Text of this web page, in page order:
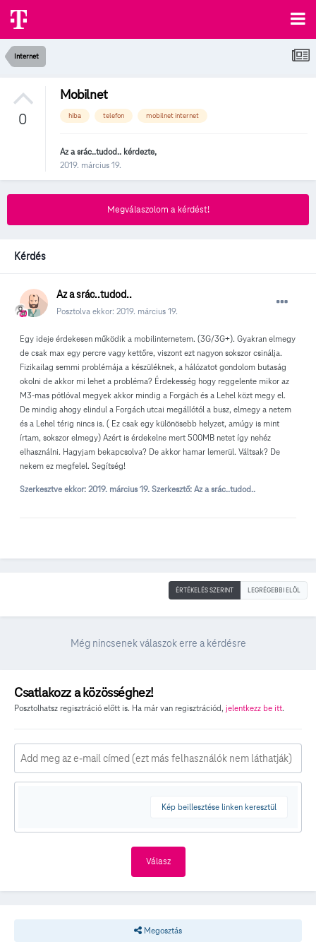
Internet
0
Mobilnet
hiba telefon mobilnet internet
Az a srác..tudod.. kérdezte,
2019. március 19.
Megválaszolom a kérdést!
Kérdés
Az a srác..tudod..
Posztolva ekkor: 2019. március 19.
Egy ideje érdekesen működik a mobilinternetem. (3G/3G+). Gyakran elmegy
de csak max egy percre vagy kettőre, viszont ezt nagyon sokszor csinálja.
Fizikailag semmi problémája a készüléknek, a hálózatot gondolom butaság
okolni de akkor mi lehet a probléma? Érdekesség hogy reggelente mikor az
M3-mas pótlóval megyek akkor mindig a Forgách és a Lehel közt megy el.
De mindig ahogy elindul a Forgách utcai megállótól a busz, elmegy a netem
és a Lehel térig nincs is. ( Ez csak egy különösebb helyzet, amúgy is mint
írtam, sokszor elmegy) Azért is érdekelne mert 500MB netet így nehéz
elhasználni. Hagyjam bekapcsolva? De akkor hamar lemerül. Váltsak? De
nekem ez megfelel. Segítség!
Szerkesztve ekkor: 2019. március 19. Szerkesztő: Az a srác..tudod..
ÉRTÉKELÉS SZERINT LEGRÉGEBBI ELÖL
Még nincsenek válaszok erre a kérdésre
Csatlakozz a közösséghez!
Posztolhatsz regisztráció előtt is. Ha már van regisztrációd, jelentkezz be itt.
Kép beillesztése linken keresztül
Válasz
Megosztás